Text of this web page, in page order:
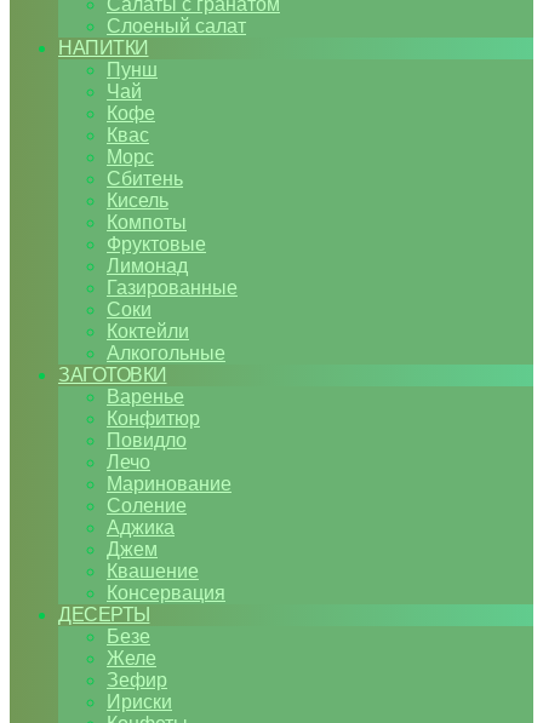
Салаты с гранатом
Слоеный салат
НАПИТКИ
Пунш
Чай
Кофе
Квас
Морс
Сбитень
Кисель
Компоты
Фруктовые
Лимонад
Газированные
Соки
Коктейли
Алкогольные
ЗАГОТОВКИ
Варенье
Конфитюр
Повидло
Лечо
Маринование
Соление
Аджика
Джем
Квашение
Консервация
ДЕСЕРТЫ
Безе
Желе
Зефир
Ириски